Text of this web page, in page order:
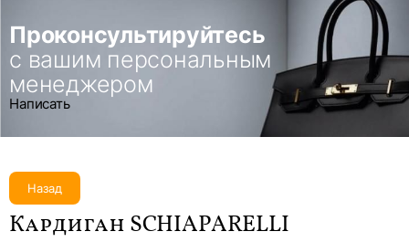
Проконсультируйтесь
с вашим персональным
менеджером
Написать
Назад
Кардиган SCHIAPARELLI